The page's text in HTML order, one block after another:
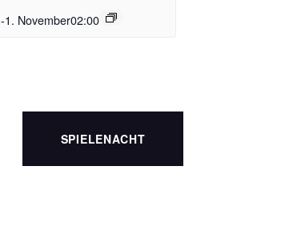
-1. November02:00
SPIELENACHT